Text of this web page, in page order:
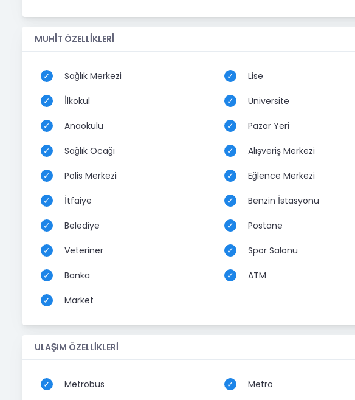
MUHİT ÖZELLİKLERİ
Sağlık Merkezi Lise
İlkokul Üniversite
Anaokulu Pazar Yeri
Sağlık Ocağı Alışveriş Merkezi
Polis Merkezi Eğlence Merkezi
İtfaiye Benzin İstasyonu
Belediye Postane
Veteriner Spor Salonu
Banka ATM
Market
ULAŞIM ÖZELLİKLERİ
Metrobüs Metro